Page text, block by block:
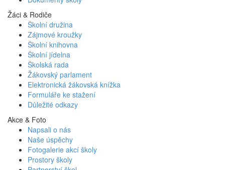
Žáci & Rodiče
Školní družina
Zájmové kroužky
Školní knihovna
Školní jídelna
Školská rada
Žákovský parlament
Elektronická žákovská knížka
Formuláře ke stažení
Důležité odkazy
Akce & Foto
Napsali o nás
Naše úspěchy
Fotogalerie akcí školy
Prostory školy